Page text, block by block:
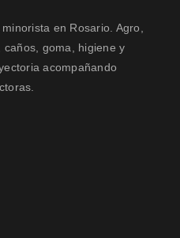
en Rosario. Agro,
caños, goma, higiene y
acompañando